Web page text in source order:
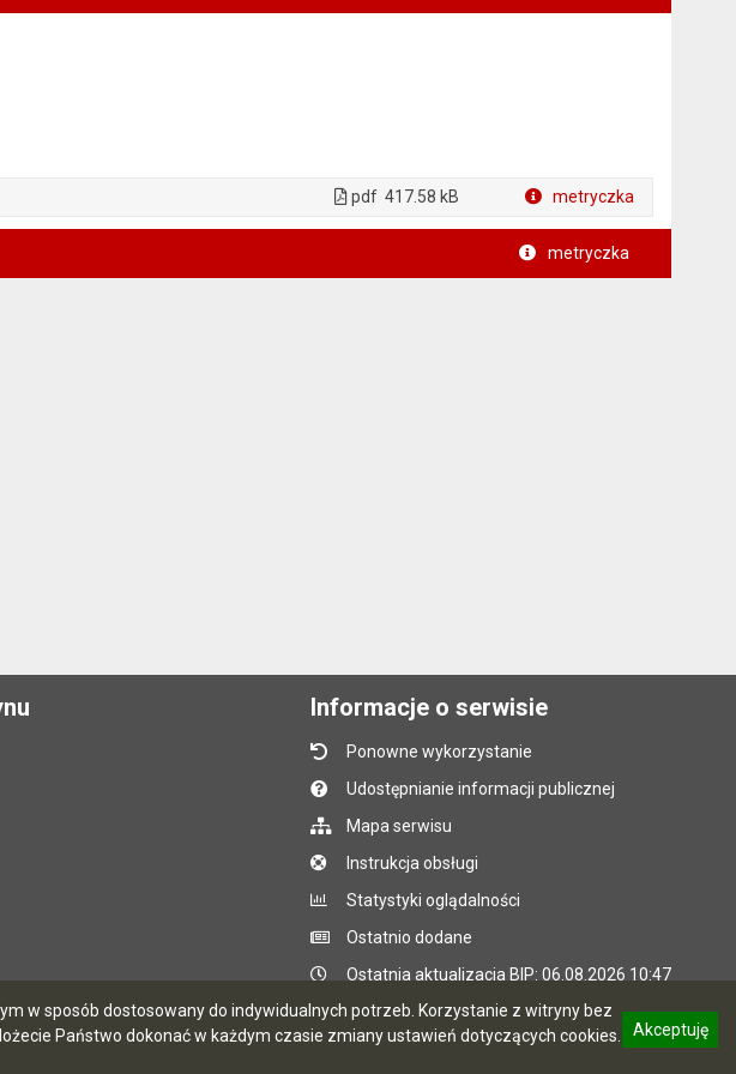
w sposób dostosowany do indywidualnych potrzeb. Korzystanie z witryny bez
Państwo dokonać w każdym czasie zmiany ustawień dotyczących cookies.
Akceptuję
pdf 417.58 kB metryczka
metryczka
Informacje o serwisie
Ponowne wykorzystanie
Udostępnianie informacji publicznej
Mapa serwisu
Instrukcja obsługi
Statystyki oglądalności
Ostatnio dodane
Ostatnia aktualizacja BIP: 06.08.2026 10:47
CMS i hosting: Logonet Sp. z o.o. w Bydgoszczy